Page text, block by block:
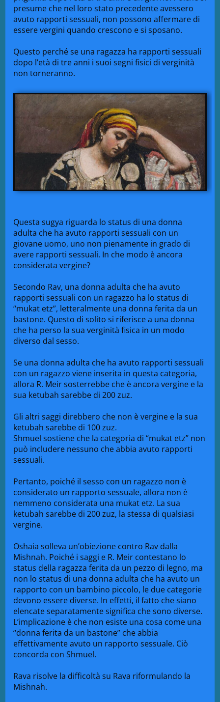
presume che nel loro stato precedente avessero
avuto rapporti sessuali, non possono affermare di
essere vergini quando crescono e si sposano.
Questo perché se una ragazza ha rapporti sessuali
dopo l’età di tre anni i suoi segni fisici di verginità
non torneranno.
Questa sugya riguarda lo status di una donna
adulta che ha avuto rapporti sessuali con un
giovane uomo, uno non pienamente in grado di
avere rapporti sessuali. In che modo è ancora
considerata vergine?
Secondo Rav, una donna adulta che ha avuto
rapporti sessuali con un ragazzo ha lo status di
“mukat etz”, letteralmente una donna ferita da un
bastone. Questo di solito si riferisce a una donna
che ha perso la sua verginità fisica in un modo
diverso dal sesso.
Se una donna adulta che ha avuto rapporti sessuali
con un ragazzo viene inserita in questa categoria,
allora R. Meir sosterrebbe che è ancora vergine e la
sua ketubah sarebbe di 200 zuz.
Gli altri saggi direbbero che non è vergine e la sua
ketubah sarebbe di 100 zuz.
Shmuel sostiene che la categoria di “mukat etz” non
può includere nessuno che abbia avuto rapporti
sessuali.
Pertanto, poiché il sesso con un ragazzo non è
considerato un rapporto sessuale, allora non è
nemmeno considerata una mukat etz. La sua
ketubah sarebbe di 200 zuz, la stessa di qualsiasi
vergine.
Oshaia solleva un’obiezione contro Rav dalla
Mishnah. Poiché i saggi e R. Meir contestano lo
status della ragazza ferita da un pezzo di legno, ma
non lo status di una donna adulta che ha avuto un
rapporto con un bambino piccolo, le due categorie
devono essere diverse. In effetti, il fatto che siano
elencate separatamente significa che sono diverse.
L’implicazione è che non esiste una cosa come una
“donna ferita da un bastone” che abbia
effettivamente avuto un rapporto sessuale. Ciò
concorda con Shmuel.
Rava risolve la difficoltà su Rava riformulando la
Mishnah.